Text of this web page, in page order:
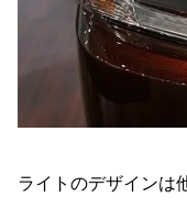
ライトのデザインは